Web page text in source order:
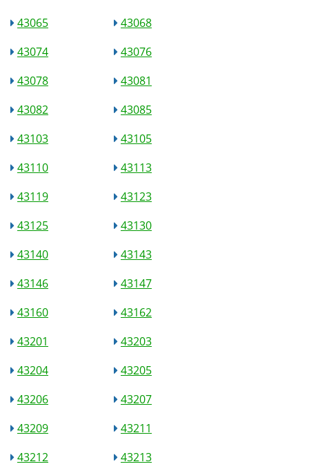
43065
43068
43074
43076
43078
43081
43082
43085
43103
43105
43110
43113
43119
43123
43125
43130
43140
43143
43146
43147
43160
43162
43201
43203
43204
43205
43206
43207
43209
43211
43212
43213